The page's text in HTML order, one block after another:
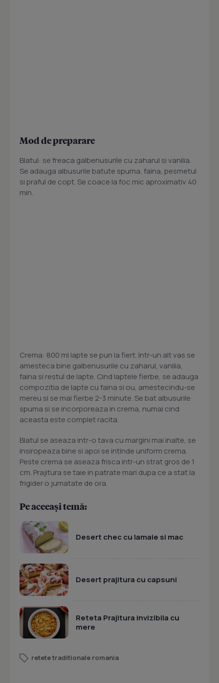
Mod de preparare
Blatul: se freaca galbenusurile cu zaharul si vanilia.
Se adauga albusurile batute spuma, faina, pesmetul
si praful de copt. Se coace la foc mic aproximativ 40
min.
Crema: 800 ml lapte se pun la fiert. Intr-un alt vas se
amesteca bine galbenusurile cu zaharul, vanilia,
faina si restul de lapte. Cind laptele fierbe, se adauga
compozitia de lapte cu faina si ou, amestecindu-se
mereu si se mai fierbe 2-3 minute. Se bat albusurile
spuma si se incorporeaza in crema, numai cind
aceasta este complet racita.
Blatul se aseaza intr-o tava cu margini mai inalte, se
insiropeaza bine si apoi se intinde uniform crema.
Peste crema se aseaza frisca intr-un strat gros de 1
cm. Prajitura se taie in patrate mari dupa ce a stat la
frigider o jumatate de ora.
Pe aceeași temă:
Desert chec cu lamaie si mac
Desert prajitura cu capsuni
Reteta Prajitura invizibila cu
mere
retete traditionale romania